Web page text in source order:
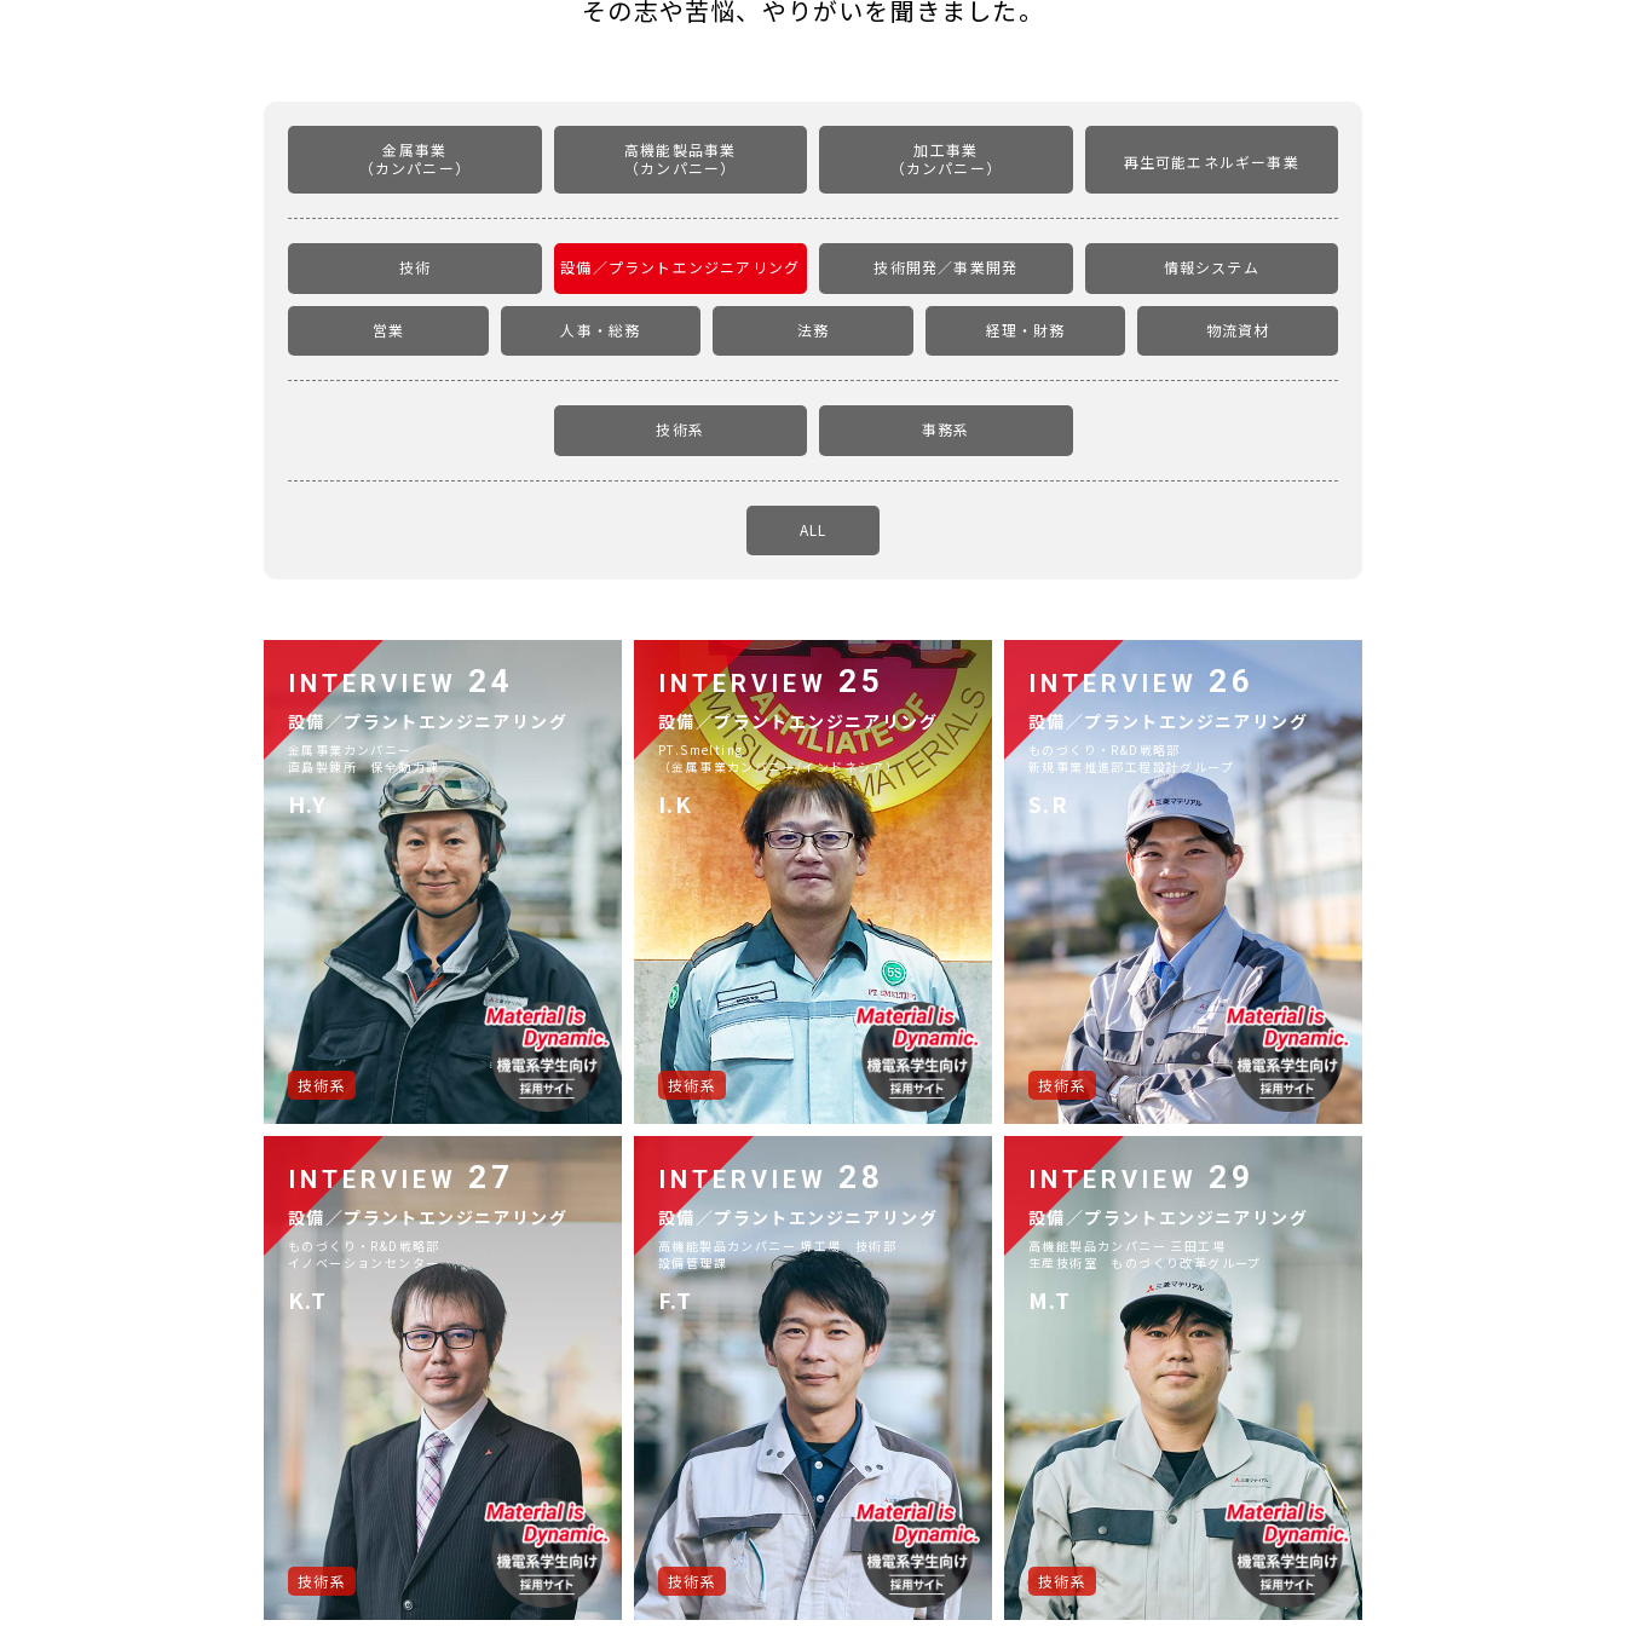
その志や苦悩、やりがいを聞きました。
金属事業
（カンパニー）
高機能製品事業
（カンパニー）
加工事業
（カンパニー）
再生可能エネルギー事業
技術 設備／プラントエンジニアリング 技術開発／事業開発 情報システム
営業 人事・総務 法務 経理・財務 物流資材
技術系 事務系
ALL
INTERVIEW 24
設備／プラントエンジニアリング
金属事業カンパニー
直島製錬所 保全動力課
H.Y
技術系
INTERVIEW 25
設備／プラントエンジニアリング
PT.Smelting
（金属事業カンパニー/インドネシア）
I.K
技術系
INTERVIEW 26
設備／プラントエンジニアリング
ものづくり・R&D戦略部
新規事業推進部工程設計グループ
S.R
技術系
INTERVIEW 27
設備／プラントエンジニアリング
ものづくり・R&D戦略部
イノベーションセンター
K.T
技術系
INTERVIEW 28
設備／プラントエンジニアリング
高機能製品カンパニー 堺工場 技術部
設備管理課
F.T
技術系
INTERVIEW 29
設備／プラントエンジニアリング
高機能製品カンパニー 三田工場
生産技術室 ものづくり改革グループ
M.T
技術系